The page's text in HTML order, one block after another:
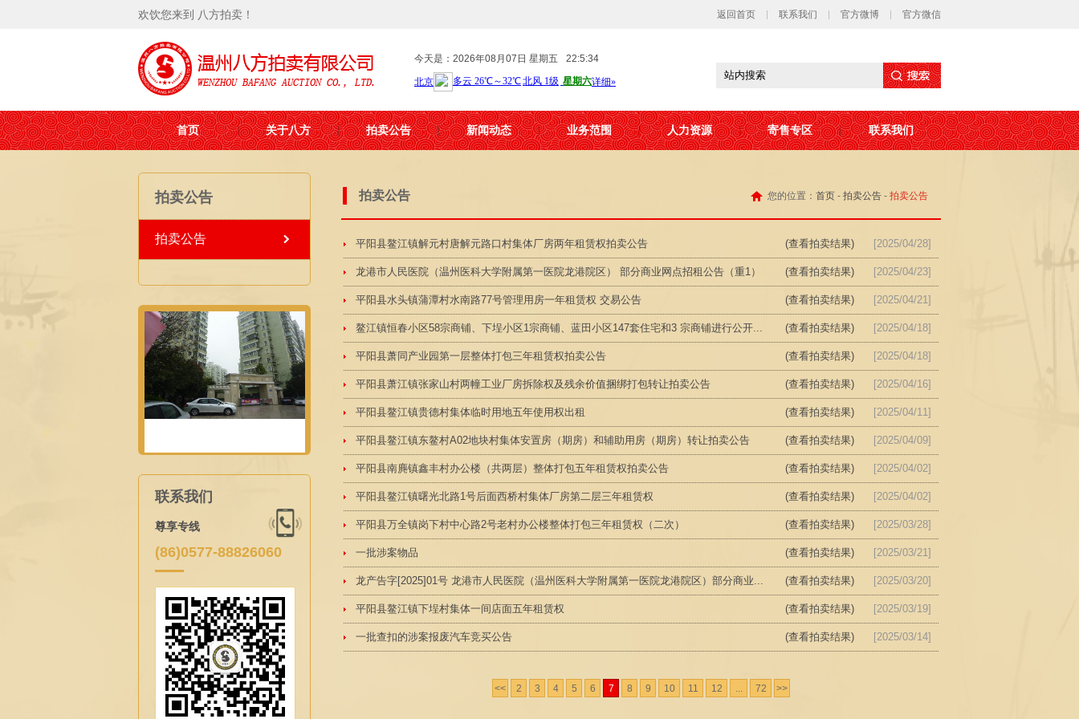
欢饮您来到 八方拍卖！ 返回首页 联系我们 官方微博 官方微信
今天是：2026年08月07日 星期五 22:5:34
首页 关于八方 拍卖公告 新闻动态 业务范围 人力资源 寄售专区 联系我们
拍卖公告
拍卖公告
联系我们
尊享专线
(86)0577-88826060
拍卖公告 您的位置： 首页 - 拍卖公告 - 拍卖公告
平阳县鳌江镇解元村唐解元路口村集体厂房两年租赁权拍卖公告 (查看拍卖结果) [2025/04/28]
龙港市人民医院（温州医科大学附属第一医院龙港院区） 部分商业网点招租公告（重1） (查看拍卖结果) [2025/04/23]
平阳县水头镇蒲潭村水南路77号管理用房一年租赁权 交易公告 (查看拍卖结果) [2025/04/21]
鳌江镇恒春小区58宗商铺、下埕小区1宗商铺、蓝田小区147套住宅和3 宗商铺进行公开... (查看拍卖结果) [2025/04/18]
平阳县萧同产业园第一层整体打包三年租赁权拍卖公告 (查看拍卖结果) [2025/04/18]
平阳县萧江镇张家山村两幢工业厂房拆除权及残余价值捆绑打包转让拍卖公告 (查看拍卖结果) [2025/04/16]
平阳县鳌江镇贵德村集体临时用地五年使用权出租 (查看拍卖结果) [2025/04/11]
平阳县鳌江镇东鳌村A02地块村集体安置房（期房）和辅助用房（期房）转让拍卖公告 (查看拍卖结果) [2025/04/09]
平阳县南麂镇鑫丰村办公楼（共两层）整体打包五年租赁权拍卖公告 (查看拍卖结果) [2025/04/02]
平阳县鳌江镇曙光北路1号后面西桥村集体厂房第二层三年租赁权 (查看拍卖结果) [2025/04/02]
平阳县万全镇岗下村中心路2号老村办公楼整体打包三年租赁权（二次） (查看拍卖结果) [2025/03/28]
一批涉案物品 (查看拍卖结果) [2025/03/21]
龙产告字[2025]01号 龙港市人民医院（温州医科大学附属第一医院龙港院区）部分商业... (查看拍卖结果) [2025/03/20]
平阳县鳌江镇下埕村集体一间店面五年租赁权 (查看拍卖结果) [2025/03/19]
一批查扣的涉案报废汽车竞买公告 (查看拍卖结果) [2025/03/14]
<< 2 3 4 5 6 7 8 9 10 11 12 ... 72 >>